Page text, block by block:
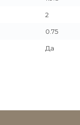
2
0.75
Да